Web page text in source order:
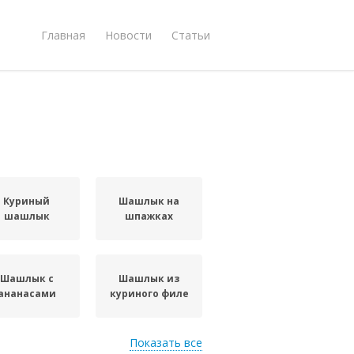
Главная Новости Статьи
Куриный
шашлык
Шашлык на
шпажках
Шашлык с
Шашлык из
куриного филе
Показать все